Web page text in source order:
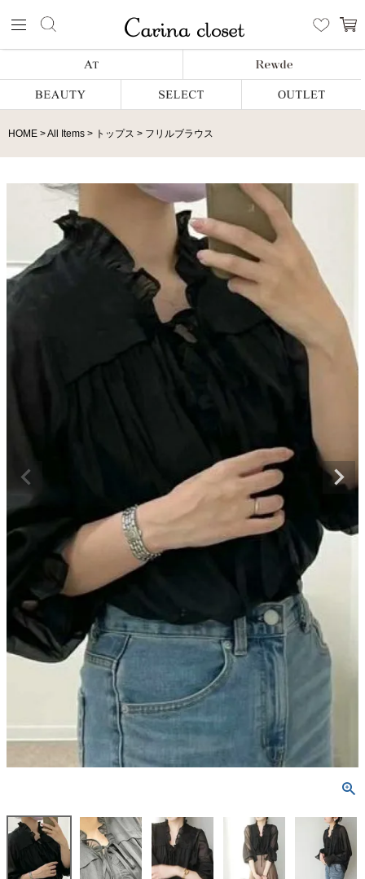
HOME All Items トップス フリルブラウス